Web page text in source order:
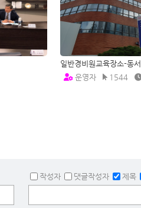
일반경비원교육장소-동
운영자
1544
작성자 댓글작성자 제목